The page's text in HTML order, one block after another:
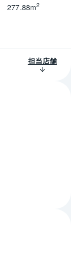
277.88m2
担当店舗